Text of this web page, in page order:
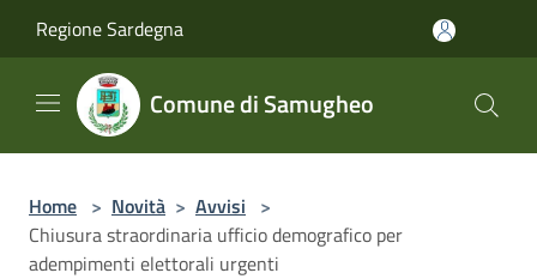
Regione Sardegna
Comune di Samugheo
Home > Novità > Avvisi >
Chiusura straordinaria ufficio demografico per
adempimenti elettorali urgenti